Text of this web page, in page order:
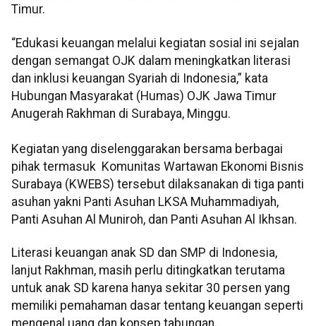
Timur.
“Edukasi keuangan melalui kegiatan sosial ini sejalan
dengan semangat OJK dalam meningkatkan literasi
dan inklusi keuangan Syariah di Indonesia,” kata
Hubungan Masyarakat (Humas) OJK Jawa Timur
Anugerah Rakhman di Surabaya, Minggu.
Kegiatan yang diselenggarakan bersama berbagai
pihak termasuk Komunitas Wartawan Ekonomi Bisnis
Surabaya (KWEBS) tersebut dilaksanakan di tiga panti
asuhan yakni Panti Asuhan LKSA Muhammadiyah,
Panti Asuhan Al Muniroh, dan Panti Asuhan Al Ikhsan.
Literasi keuangan anak SD dan SMP di Indonesia,
lanjut Rakhman, masih perlu ditingkatkan terutama
untuk anak SD karena hanya sekitar 30 persen yang
memiliki pemahaman dasar tentang keuangan seperti
mengenal uang dan konsep tabungan.